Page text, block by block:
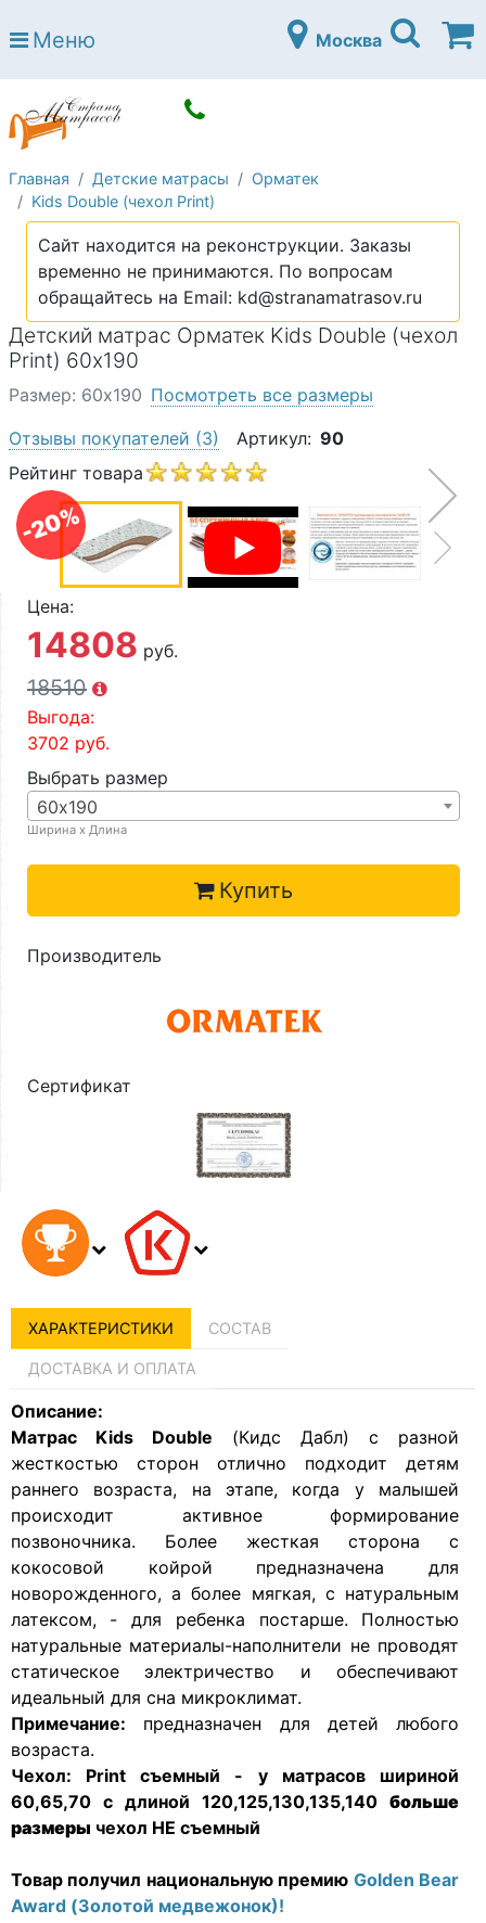
Страна матрасов
Open submenu (Матрасы)
Open submenu (Кровати)
Кровати
Open submenu (Аксессуары)
Open submenu (Диваны)
Диваны
Open submenu (Постельное белье)
Постельное белье
Open submenu (Мебель)
Мебель
Open submenu (Основания)
Основания
Open submenu (Детские матрасы)
Детские матрасы
Open submenu (Детские кровати)
Детские кровати
Open submenu (Шкафы)
Шкафы
О компании
Контакты
Доставка по городу
Меню Москва
Главная Детские матрасы
Орматек
Kids Double (чехол Print)
Сайт находится на реконструкции. Заказы
временно не принимаются. По вопросам
обращайтесь на Email: kd@stranamatrasov.ru
Детский матрас Орматек Kids Double (чехол
Print) 60х190
-20%
Размер: 60х190 Посмотреть все размеры
Отзывы покупателей (3) Артикул: 90
Рейтинг товара
Цена:
14808 руб.
18510
Выгода:
3702 руб.
Выбрать размер
60х190
Ширина х Длина
Купить
Производитель
Сертификат
ХАРАКТЕРИСТИКИ СОСТАВ
ДОСТАВКА И ОПЛАТА
Описание:
Матрас Kids Double (Кидс Дабл) с разной
жесткостью сторон отлично подходит детям
раннего возраста, на этапе, когда у малышей
происходит активное формирование
позвоночника. Более жесткая сторона с
кокосовой койрой предназначена для
новорожденного, а более мягкая, с натуральным
латексом, - для ребенка постарше. Полностью
натуральные материалы-наполнители не проводят
статическое электричество и обеспечивают
идеальный для сна микроклимат.
Примечание: предназначен для детей любого
возраста.
Чехол: Print съемный - у матрасов шириной
60,65,70 с длиной 120,125,130,135,140 больше
размеры чехол НЕ съемный
Товар получил национальную премию Golden Bear
Award (Золотой медвежонок)!